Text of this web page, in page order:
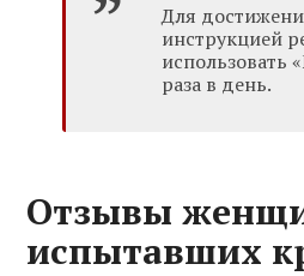
Для
инструкцией
использовать
раза в день.
Отзывы
испытавших